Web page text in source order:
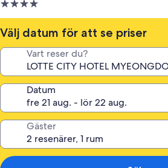
4.0-
stjärnigt
boende
Välj datum för att se priser
Vart reser du?
Datum
Gäster